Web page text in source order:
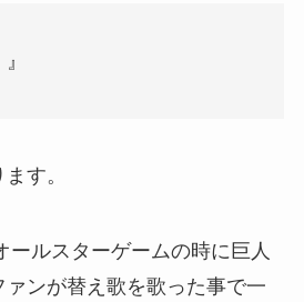
す。
ールスターゲームの時に巨人
ンが替え歌を歌った事で一